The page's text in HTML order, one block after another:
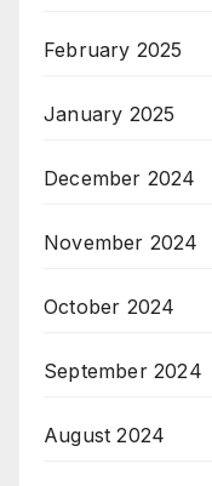
February 2025
January 2025
December 2024
November 2024
October 2024
September 2024
August 2024